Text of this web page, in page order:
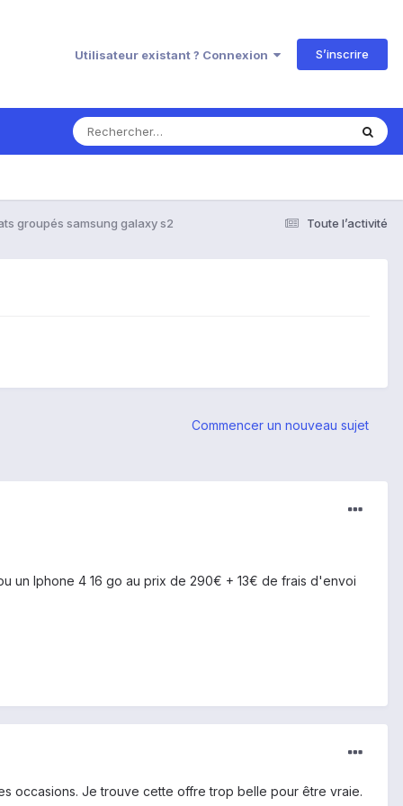
Utilisateur existant ? Connexion S’inscrire
Toute l’activité
groupés samsung galaxy s2
Commencer un nouveau sujet
un Iphone 4 16 go au prix de 290€ + 13€ de frais d'envoi
occasions. Je trouve cette offre trop belle pour être vraie.